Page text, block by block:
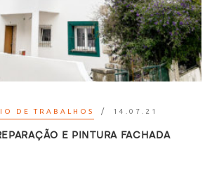
DE TRABALHOS 14.07.21
E PINTURA FACHADA